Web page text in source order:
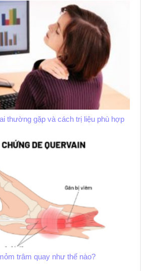
thường gặp và cách trị liệu phù hợp
trâm quay như thế nào?